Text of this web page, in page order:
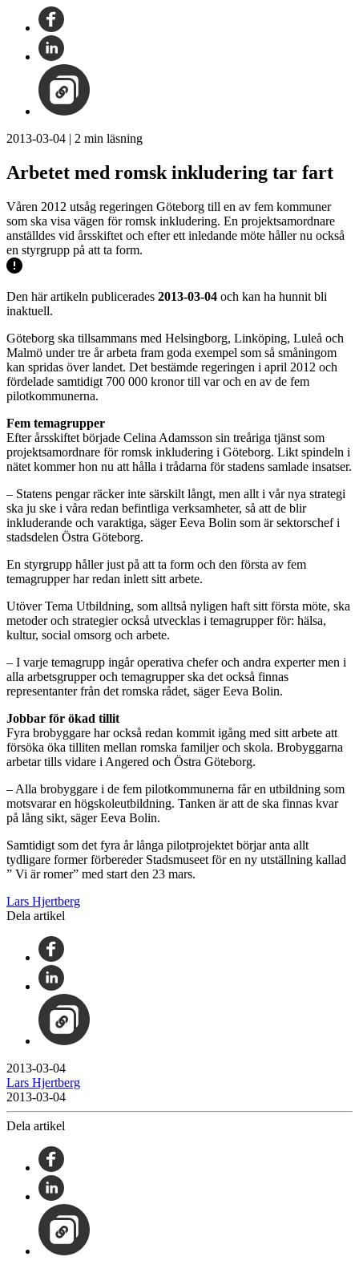
2013-03-04 | 2 min läsning
Arbetet med romsk inkludering tar fart
Våren 2012 utsåg regeringen Göteborg till en av fem kommuner
som ska visa vägen för romsk inkludering. En projektsamordnare
anställdes vid årsskiftet och efter ett inledande möte håller nu också
en styrgrupp på att ta form.
Den här artikeln publicerades 2013-03-04 och kan ha hunnit bli
inaktuell.
Göteborg ska tillsammans med Helsingborg, Linköping, Luleå och
Malmö under tre år arbeta fram goda exempel som så småningom
kan spridas över landet. Det bestämde regeringen i april 2012 och
fördelade samtidigt 700 000 kronor till var och en av de fem
pilotkommunerna.
Fem temagrupper
Efter årsskiftet började Celina Adamsson sin treåriga tjänst som
projektsamordnare för romsk inkludering i Göteborg. Likt spindeln i
nätet kommer hon nu att hålla i trådarna för stadens samlade insatser.
– Statens pengar räcker inte särskilt långt, men allt i vår nya strategi
ska ju ske i våra redan befintliga verksamheter, så att de blir
inkluderande och varaktiga, säger Eeva Bolin som är sektorschef i
stadsdelen Östra Göteborg.
En styrgrupp håller just på att ta form och den första av fem
temagrupper har redan inlett sitt arbete.
Utöver Tema Utbildning, som alltså nyligen haft sitt första möte, ska
metoder och strategier också utvecklas i temagrupper för: hälsa,
kultur, social omsorg och arbete.
– I varje temagrupp ingår operativa chefer och andra experter men i
alla arbetsgrupper och temagrupper ska det också finnas
representanter från det romska rådet, säger Eeva Bolin.
Jobbar för ökad tillit
Fyra brobyggare har också redan kommit igång med sitt arbete att
försöka öka tilliten mellan romska familjer och skola. Brobyggarna
arbetar tills vidare i Angered och Östra Göteborg.
– Alla brobyggare i de fem pilotkommunerna får en utbildning som
motsvarar en högskoleutbildning. Tanken är att de ska finnas kvar
på lång sikt, säger Eeva Bolin.
Samtidigt som det fyra år långa pilotprojektet börjar anta allt
tydligare former förbereder Stadsmuseet för en ny utställning kallad
” Vi är romer” med start den 23 mars.
Lars Hjertberg
Dela artikel
2013-03-04
Lars Hjertberg
2013-03-04
Dela artikel